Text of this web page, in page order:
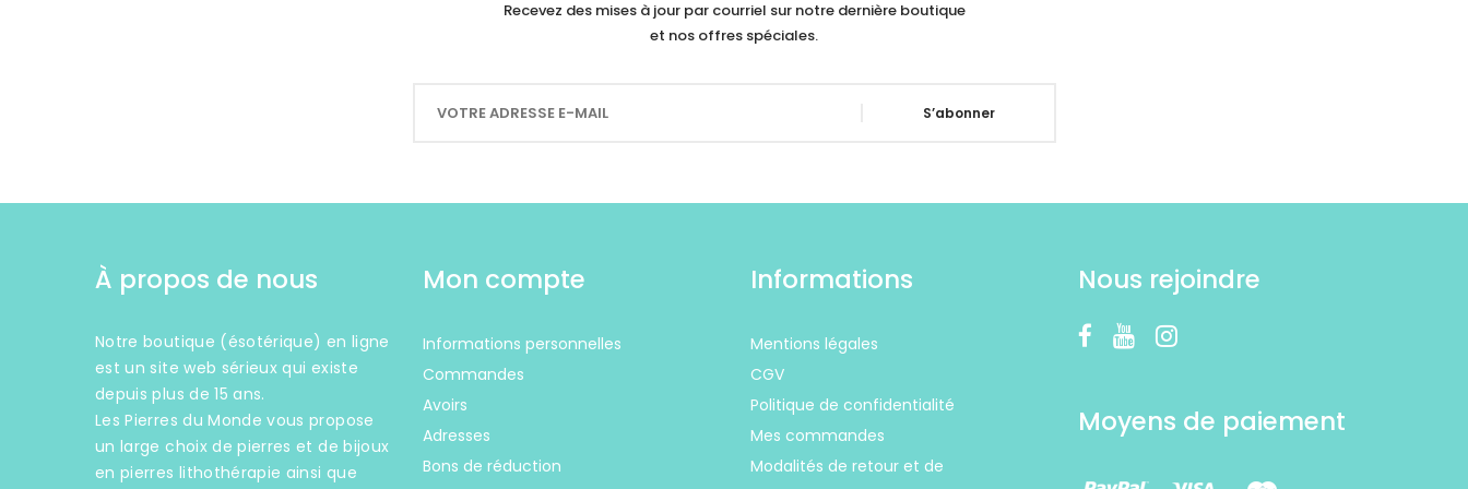
Recevez des mises à jour par courriel sur notre dernière boutique
et nos offres spéciales.
S’abonner
À propos de nous
Notre boutique (ésotérique) en ligne
est un site web sérieux qui existe
depuis plus de 15 ans.
Les Pierres du Monde vous propose
un large choix de pierres et de bijoux
en pierres lithothérapie ainsi que
Mon compte
Informations personnelles
Commandes
Avoirs
Adresses
Bons de réduction
Informations
Mentions légales
CGV
Politique de confidentialité
Mes commandes
Modalités de retour et de
Nous rejoindre
Moyens de paiement